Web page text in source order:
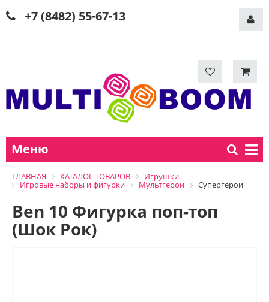
+7 (8482) 55-67-13
Меню
ГЛАВНАЯ КАТАЛОГ ТОВАРОВ
Игрушки
Игровые наборы и фигурки
Мультгерои Супергерои
Ben 10 Фигурка поп-топ
(Шок Рок)